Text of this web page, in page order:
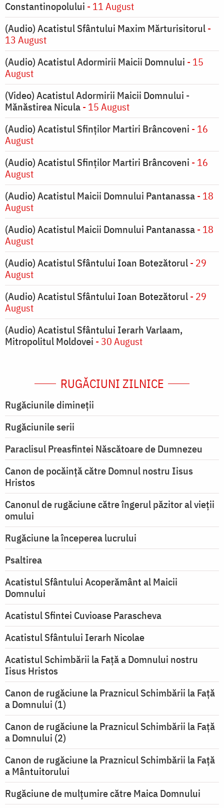
Constantinopolului - 11 August
(Audio) Acatistul Sfântului Maxim Mărturisitorul-
13 August
(Audio) Acatistul Adormirii Maicii Domnului - 15
August
(Video) Acatistul Adormirii Maicii Domnului -
Mănăstirea Nicula- 15 August
(Audio) Acatistul Sfinților Martiri Brâncoveni - 16
August
(Audio) Acatistul Sfinților Martiri Brâncoveni - 16
August
(Audio) Acatistul Maicii Domnului Pantanassa- 18
August
(Audio) Acatistul Maicii Domnului Pantanassa- 18
August
(Audio) Acatistul Sfântului Ioan Botezătorul- 29
August
(Audio) Acatistul Sfântului Ioan Botezătorul- 29
August
(Audio) Acatistul Sfântului Ierarh Varlaam,
Mitropolitul Moldovei - 30 August
RUGĂCIUNI ZILNICE
Rugăciunile dimineții
Rugăciunile serii
Paraclisul Preasfintei Născătoare de Dumnezeu
Canon de pocăință către Domnul nostru Iisus
Hristos
Canonul de rugăciune către îngerul păzitor al vieții
omului
Rugăciune la începerea lucrului
Psaltirea
Acatistul Sfântului Acoperământ al Maicii
Domnului
Acatistul Sfintei Cuvioase Parascheva
Acatistul Sfântului Ierarh Nicolae
Acatistul Schimbării la Faţă a Domnului nostru
Iisus Hristos
Canon de rugăciune la Praznicul Schimbării la Faţă
a Domnului (1)
Canon de rugăciune la Praznicul Schimbării la Faţă
a Domnului (2)
Canon de rugăciune la Praznicul Schimbării la Față
a Mântuitorului
Rugăciune de mulţumire către Maica Domnului